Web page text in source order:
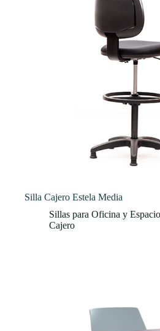
Silla Cajero Estela Media
Sillas para Oficina y
Cajero